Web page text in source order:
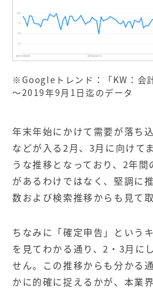
※Googleトレンド：「KW：会
～2019年9月1日迄のデータ
年末年始にかけて需要が落ち
などが入る2月、3月に向けて
うな推移となっており、2年
があるわけではなく、堅調に
数および検索推移からも見て取
ちなみに「確定申告」という
を見てわかる通り、2・3月に
せん。この推移からも分かる
かに的確に捉えるかが、本業